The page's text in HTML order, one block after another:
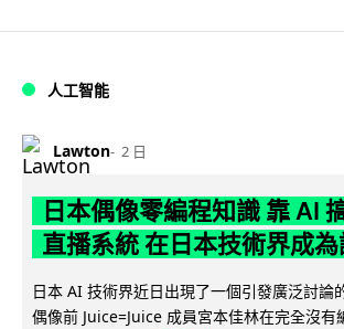
人工智能
Lawton 2 日
日本偶像零編程知識 靠 AI
直播系統 在日本技術界成
日本 AI 技術界近日出現了一個引發廣泛討論
偶像前 Juice=Juice 成員宮本佳林在完全沒有